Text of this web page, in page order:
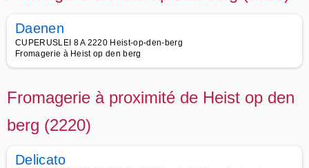
Daenen
CUPERUSLEI 8 A 2220 Heist-op-den-berg
Fromagerie à Heist op den berg
Fromagerie à proximité de Heist op den
berg (2220)
Delicato